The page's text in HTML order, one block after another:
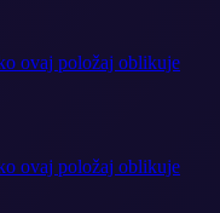
ovaj položaj oblikuje
ovaj položaj oblikuje